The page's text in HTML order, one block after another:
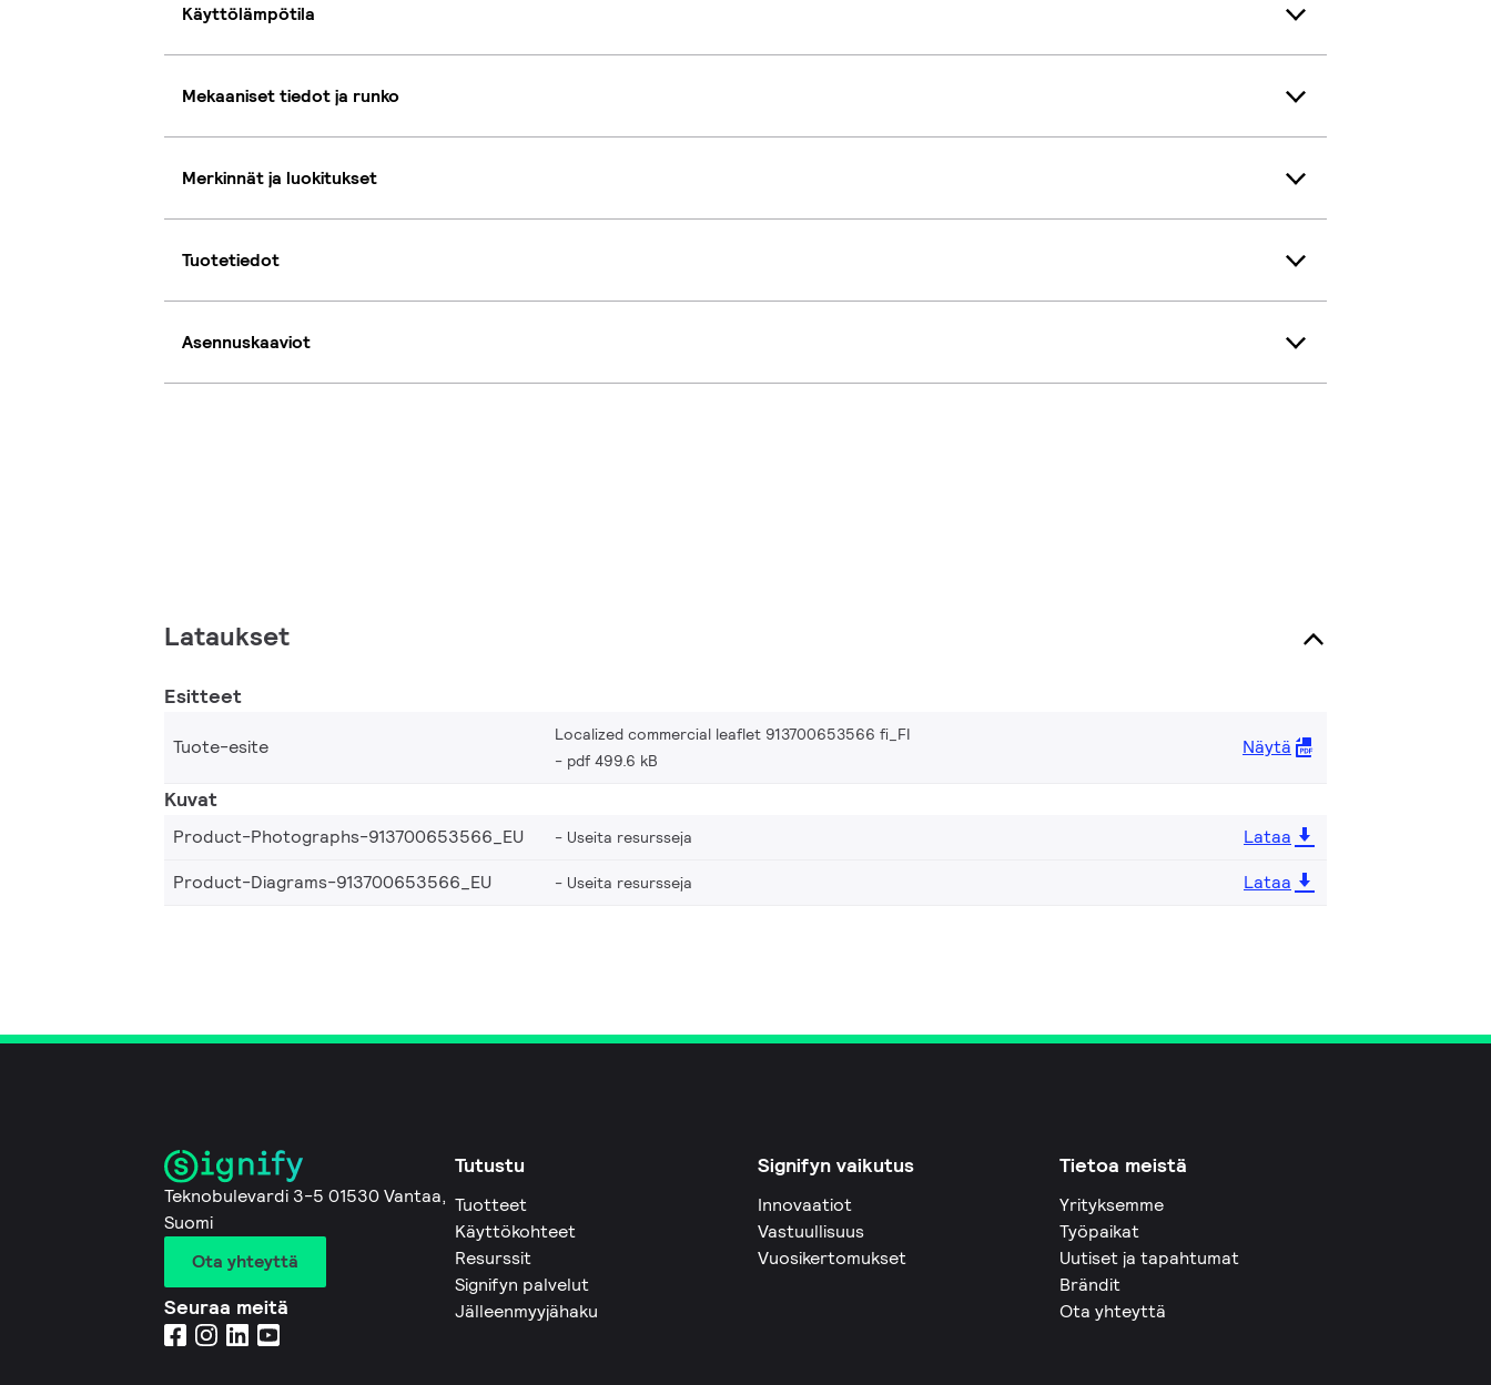
Käyttölämpötila
Mekaaniset tiedot ja runko
Merkinnät ja luokitukset
Tuotetiedot
Asennuskaaviot
Lataukset
Esitteet
Tuote-esite
Localized commercial leaflet 913700653566 fi_FI
pdf 499.6 kB
Näytä
Kuvat
Product-Photographs-913700653566_EU Useita resursseja
Lataa
Product-Diagrams-913700653566_EU
Useita resursseja Lataa
Teknobulevardi 3-5 01530 Vantaa,
Suomi
Ota yhteyttä
Seuraa meitä
Tutustu
Tuotteet
Käyttökohteet
Resurssit
Signifyn palvelut
Jälleenmyyjähaku
Signifyn vaikutus
Innovaatiot
Vastuullisuus
Vuosikertomukset
Tietoa meistä
Yrityksemme
Työpaikat
Uutiset ja tapahtumat
Brändit
Ota yhteyttä